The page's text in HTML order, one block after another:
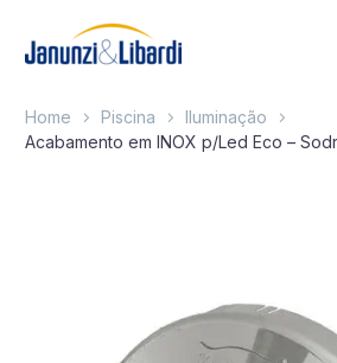
Home Piscina
Iluminação
Acabamento em INOX p/Led Eco –